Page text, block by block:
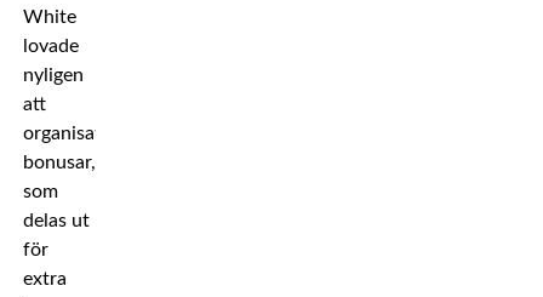
White
lovade
nyligen
att
organisationens
bonusar,
som
delas ut
för
extra